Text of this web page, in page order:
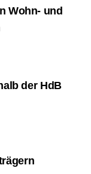
Wohn- und
der HdB